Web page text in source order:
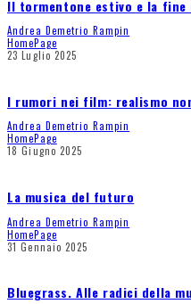
Il tormentone estivo e la
Andrea Demetrio Rampin
HomePage
23 Luglio 2025
I rumori nei film: realismo
Andrea Demetrio Rampin
HomePage
18 Giugno 2025
La musica del futuro
Andrea Demetrio Rampin
HomePage
31 Gennaio 2025
Bluegrass. Alle radici della